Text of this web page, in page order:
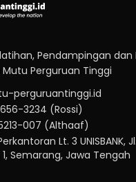
Pendampingan dan
Perguruan Tinggi
perguruantinggi.id
3234 (Rossi)
007 (Althaaf)
Lt. 3 UNISBANK,
Semarang, Jawa Tengah